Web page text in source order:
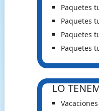
Paquetes
Paquetes
Paquetes
Paquetes
LO